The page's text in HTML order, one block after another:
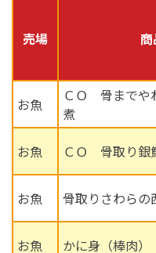
売場
お魚
ＣＯ 骨までや
煮
お魚
ＣＯ 骨取り銀
お魚
骨取りさわらの
お魚
かに身（棒肉